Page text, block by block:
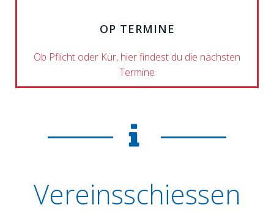
OP TERMINE
Ob Pflicht oder Kür, hier findest du die nächsten
Termine
Vereinsschiessen